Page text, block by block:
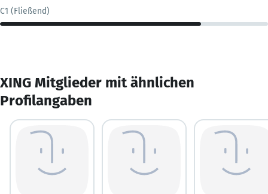
C1 (Fließend)
XING Mitglieder mit ähnlichen
Profilangaben